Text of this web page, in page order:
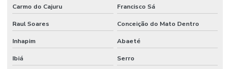
Manutenção de sistemas elétricos industriais
Mão de obra facilities
Mão de obra de limpeza terceirizada
Mão de obra técnica terceirizada
Carmo do Cajuru Francisco Sá
Raul Soares Conceição do Mato Dentro
Inhapim Abaeté
Ibiá Serro